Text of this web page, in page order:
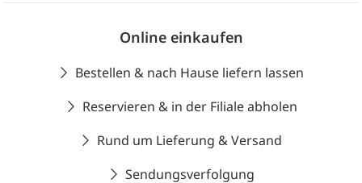
Online einkaufen
Bestellen & nach Hause liefern lassen
Reservieren & in der Filiale abholen
Rund um Lieferung & Versand
Sendungsverfolgung